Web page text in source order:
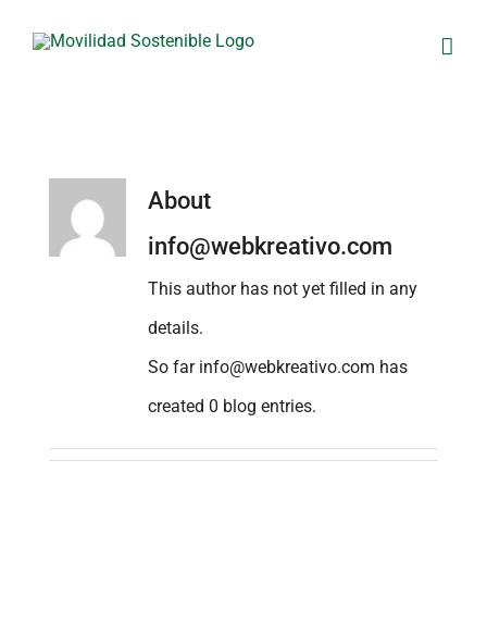
About
info@webkreativo.com
This author has not yet filled in any
details.
So far info@webkreativo.com has
created 0 blog entries.